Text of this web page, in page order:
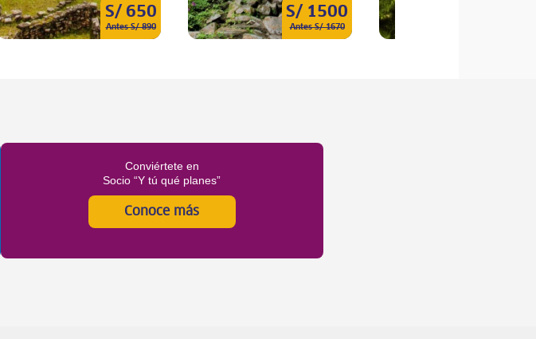
S/ 650
Antes S/ 890
S/ 1500
Antes S/ 1670
Conviértete en
Socio “Y tú qué planes”
Conoce más